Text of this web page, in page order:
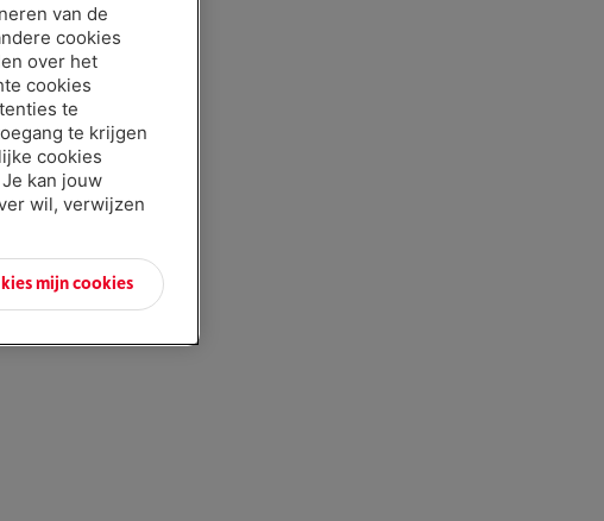
van de
cookies
over het
cookies
te
te krijgen
cookies
kan jouw
wil, verwijzen
mijn cookies